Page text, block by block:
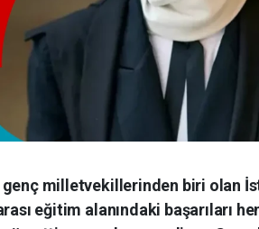
genç milletvekillerinden biri olan
eğitim alanındaki başarıları